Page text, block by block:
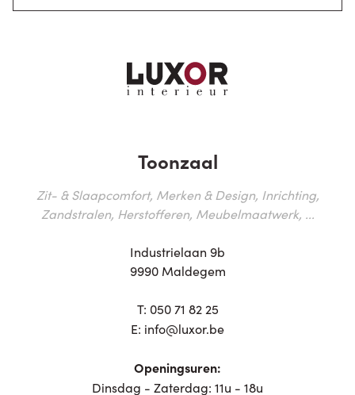
Toonzaal
Zit- & Slaapcomfort, Merken & Design, Inrichting,
Zandstralen, Herstofferen, Meubelmaatwerk, ...
Industrielaan 9b
9990 Maldegem
T: 050 71 82 25
E: info@luxor.be
Openingsuren:
Dinsdag - Zaterdag: 11u - 18u